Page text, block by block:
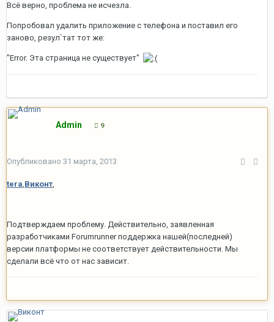
Всё верно, проблема не исчезла.
Попробовал удалить приложение с телефона и поставил его
заново, резул`тат тот же:
"Error. Эта страница не существует"
Admin 9
Опубликовано 31 марта, 2013
tera,Виконт,
Подтверждаем проблему. Действительно, заявленная
разработчиками Forumrunner поддержка нашей(последней)
версии платформы не соответствует действительности. Мы
сделали всё что от нас зависит.